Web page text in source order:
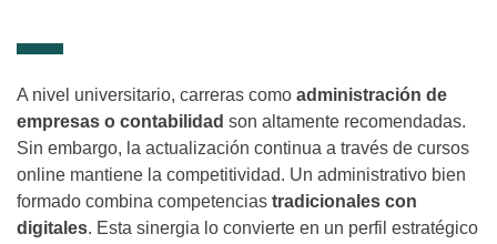
A nivel universitario, carreras como administración de
empresas o contabilidad son altamente recomendadas.
Sin embargo, la actualización continua a través de cursos
online mantiene la competitividad. Un administrativo bien
formado combina competencias tradicionales con
digitales. Esta sinergia lo convierte en un perfil estratégico